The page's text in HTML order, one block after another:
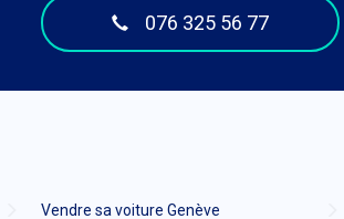
076 325 56 77
Vendre sa voiture Genève